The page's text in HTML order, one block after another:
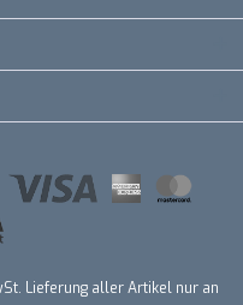
Lieferung aller Artikel nur an